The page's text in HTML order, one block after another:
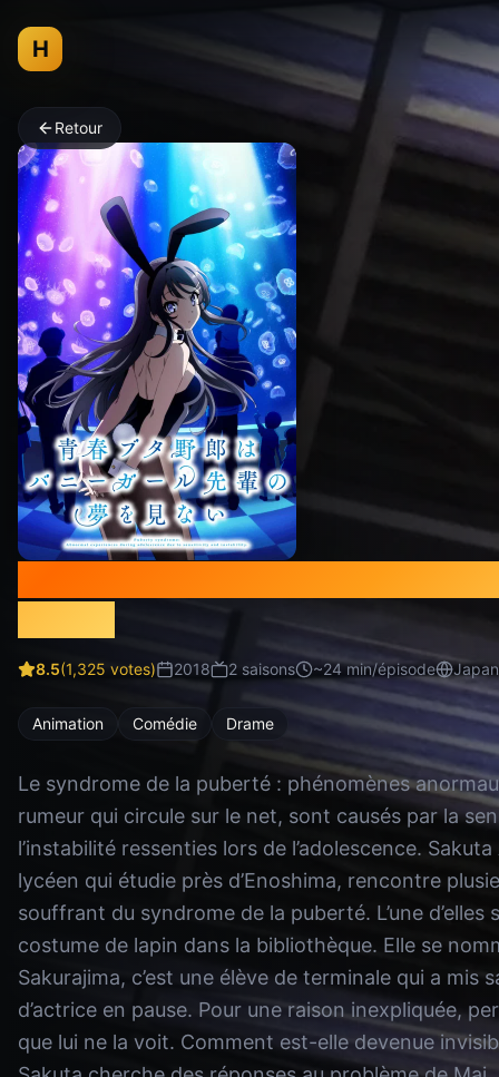
H
Retour
8.5(1,325 votes) 2018 2 saisons ~24min/épisode
Animation Comédie Drame
Le syndrome de la puberté : phénomènes
rumeur qui circule sur le net, sont causés par la
l’instabilité ressenties lors de l’adolescence.
lycéen qui étudie près d’Enoshima, rencontre
souffrant du syndrome de la puberté. L’une d’elles
costume de lapin dans la bibliothèque. Elle se
Sakurajima, c’est une élève de terminale qui a mis
d’actrice en pause. Pour une raison inexpliquée,
que lui ne la voit. Comment est-elle devenue